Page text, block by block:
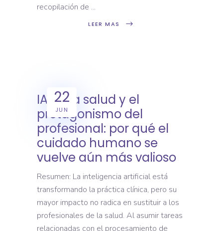
recopilación de
LEER MAS
22
JUN
IA en la salud y el
protagonismo del
profesional: por qué el
cuidado humano se
vuelve aún más valioso
Resumen: La inteligencia artificial está
transformando la práctica clínica, pero su
mayor impacto no radica en sustituir a los
profesionales de la salud. Al asumir tareas
relacionadas con el procesamiento de